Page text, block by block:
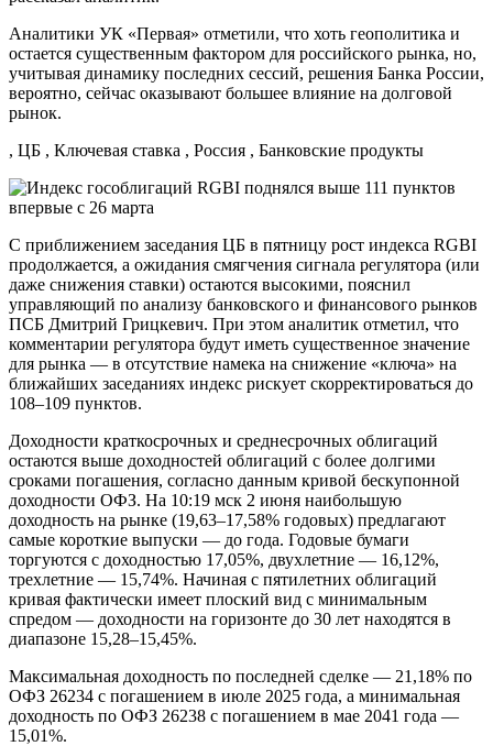
Аналитики УК «Первая» отметили, что хоть геополитика и
остается существенным фактором для российского рынка, но,
учитывая динамику последних сессий, решения Банка России,
вероятно, сейчас оказывают большее влияние на долговой
рынок.
, ЦБ , Ключевая ставка , Россия , Банковские продукты
С приближением заседания ЦБ в пятницу рост индекса RGBI
продолжается, а ожидания смягчения сигнала регулятора (или
даже снижения ставки) остаются высокими, пояснил
управляющий по анализу банковского и финансового рынков
ПСБ Дмитрий Грицкевич. При этом аналитик отметил, что
комментарии регулятора будут иметь существенное значение
для рынка — в отсутствие намека на снижение «ключа» на
ближайших заседаниях индекс рискует скорректироваться до
108–109 пунктов.
Доходности краткосрочных и среднесрочных облигаций
остаются выше доходностей облигаций с более долгими
сроками погашения, согласно данным кривой бескупонной
доходности ОФЗ. На 10:19 мск 2 июня наибольшую
доходность на рынке (19,63–17,58% годовых) предлагают
самые короткие выпуски — до года. Годовые бумаги
торгуются с доходностью 17,05%, двухлетние — 16,12%,
трехлетние — 15,74%. Начиная с пятилетних облигаций
кривая фактически имеет плоский вид с минимальным
спредом — доходности на горизонте до 30 лет находятся в
диапазоне 15,28–15,45%.
Максимальная доходность по последней сделке — 21,18% по
ОФЗ 26234 с погашением в июле 2025 года, а минимальная
доходность по ОФЗ 26238 с погашением в мае 2041 года —
15,01%.